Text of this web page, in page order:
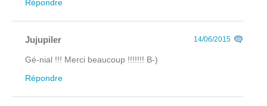
Répondre
Jujupiler 14/06/2015
Gé-nial !!! Merci beaucoup !!!!!!! B-)
Répondre